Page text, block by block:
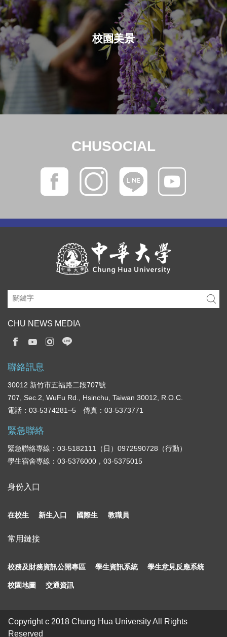
校園美景
CHUSOCIAL
CHU NEWS MEDIA
聯絡訊息
30012 新竹市五福路二段707號
707, Sec.2, WuFu Rd., Hsinchu, Taiwan 30012, R.O.C.
電話：03-5374281~5 傳真：03-5373771
緊急聯絡
緊急聯絡專線：03-5182111（日）0972590728（行動）
學生宿舍專線：03-5376000，03-5375015
身份入口
在校生 新生入口 國際生 教職員
常用鏈接
校務及財務資訊公開專區 學生資訊系統 學生意見反應系統
校園地圖 交通資訊
Copyright c 2018 Chung Hua University All Rights
Reserved